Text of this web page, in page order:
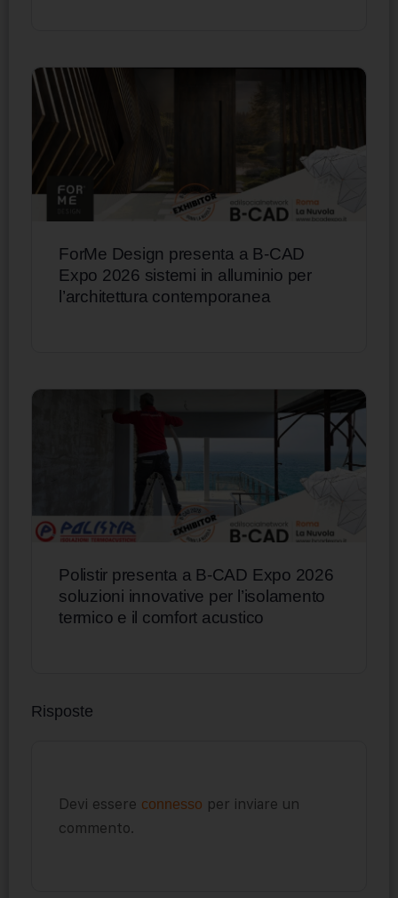
ForMe Design presenta a B-CAD
Expo 2026 sistemi in alluminio per
l’architettura contemporanea
Polistir presenta a B-CAD Expo 2026
soluzioni innovative per l’isolamento
termico e il comfort acustico
Risposte
Devi essere connesso per inviare un
commento.